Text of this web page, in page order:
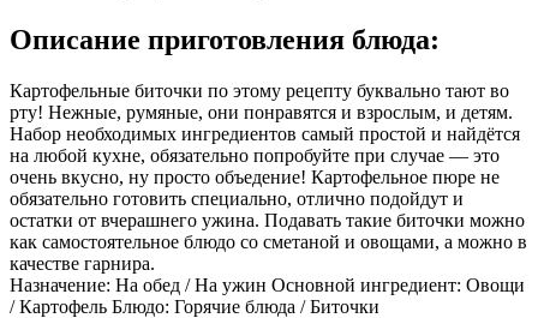
Описание приготовления блюда:
Картофельные биточки по этому рецепту буквально тают во
рту! Нежные, румяные, они понравятся и взрослым, и детям.
Набор необходимых ингредиентов самый простой и найдётся
на любой кухне, обязательно попробуйте при случае — это
очень вкусно, ну просто объедение! Картофельное пюре не
обязательно готовить специально, отлично подойдут и
остатки от вчерашнего ужина. Подавать такие биточки можно
как самостоятельное блюдо со сметаной и овощами, а можно в
качестве гарнира.
Назначение: На обед / На ужин Основной ингредиент: Овощи
/ Картофель Блюдо: Горячие блюда / Биточки